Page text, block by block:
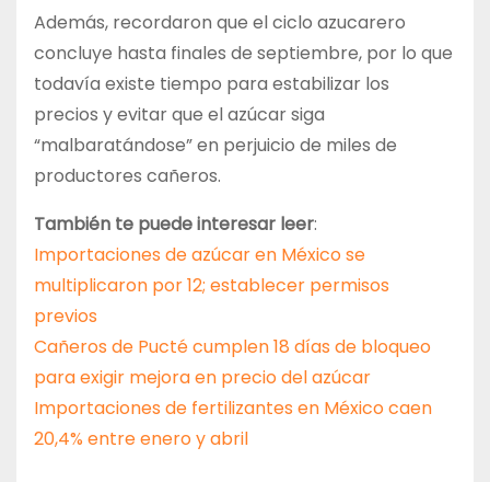
Además, recordaron que el ciclo azucarero
concluye hasta finales de septiembre, por lo que
todavía existe tiempo para estabilizar los
precios y evitar que el azúcar siga
“malbaratándose” en perjuicio de miles de
productores cañeros.
También te puede interesar leer:
Importaciones de azúcar en México se
multiplicaron por 12; establecer permisos
previos
Cañeros de Pucté cumplen 18 días de bloqueo
para exigir mejora en precio del azúcar
Importaciones de fertilizantes en México caen
20,4% entre enero y abril